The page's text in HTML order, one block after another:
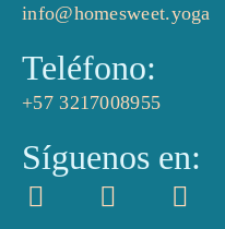
info@homesweet.yoga
Teléfono:
+57 3217008955
Síguenos en: